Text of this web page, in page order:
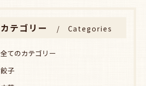
カテゴリー Categories
全てのカテゴリー
餃子